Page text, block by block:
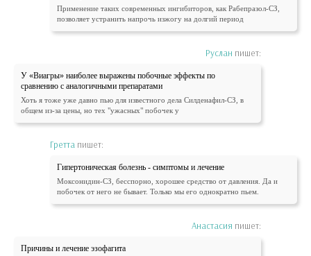
Применение таких современных ингибиторов, как Рабепразол-СЗ,
позволяет устранить напрочь изжогу на долгий период
Руслан пишет:
У «Виагры» наиболее выражены побочные эффекты по
сравнению с аналогичными препаратами
Хоть я тоже уже давно пью для известного дела Силденафил-СЗ, в
общем из-за цены, но тех "ужасных" побочек у
Гретта пишет:
Гипертоническая болезнь - симптомы и лечение
Моксонидин-СЗ, бесспорно, хорошее средство от давления. Да и
побочек от него не бывает. Только мы его однократно пьем.
Анастасия пишет:
Причины и лечение эзофагита